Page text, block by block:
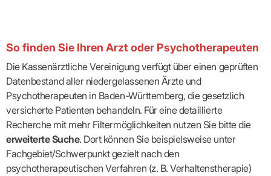
So finden Sie Ihren Arzt oder Psychotherapeuten
Die Kassenärztliche Vereinigung verfügt über einen geprüften
Datenbestand aller niedergelassenen Ärzte und
Psychotherapeuten in Baden-Württemberg, die gesetzlich
versicherte Patienten behandeln. Für eine detaillierte
Recherche mit mehr Filtermöglichkeiten nutzen Sie bitte die
erweiterte Suche. Dort können Sie beispielsweise unter
Fachgebiet/Schwerpunkt gezielt nach den
psychotherapeutischen Verfahren (z. B. Verhaltenstherapie)